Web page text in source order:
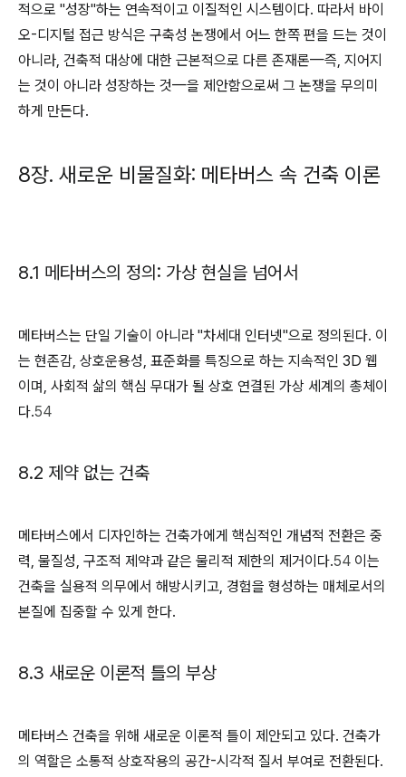
적으로 "성장"하는 연속적이고 이질적인 시스템이다. 따라서 바이
오-디지털 접근 방식은 구축성 논쟁에서 어느 한쪽 편을 드는 것이
아니라, 건축적 대상에 대한 근본적으로 다른 존재론—즉, 지어지
는 것이 아니라 성장하는 것—을 제안함으로써 그 논쟁을 무의미
하게 만든다.
8장. 새로운 비물질화: 메타버스 속 건축 이론
8.1 메타버스의 정의: 가상 현실을 넘어서
메타버스는 단일 기술이 아니라 "차세대 인터넷"으로 정의된다. 이
는 현존감, 상호운용성, 표준화를 특징으로 하는 지속적인 3D 웹
이며, 사회적 삶의 핵심 무대가 될 상호 연결된 가상 세계의 총체이
다.54
8.2 제약 없는 건축
메타버스에서 디자인하는 건축가에게 핵심적인 개념적 전환은 중
력, 물질성, 구조적 제약과 같은 물리적 제한의 제거이다.54 이는
건축을 실용적 의무에서 해방시키고, 경험을 형성하는 매체로서의
본질에 집중할 수 있게 한다.
8.3 새로운 이론적 틀의 부상
메타버스 건축을 위해 새로운 이론적 틀이 제안되고 있다. 건축가
의 역할은 소통적 상호작용의 공간-시각적 질서 부여로 전환된다.